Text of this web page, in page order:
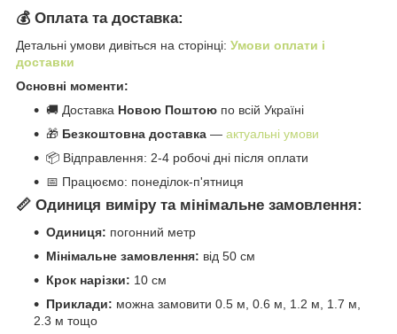
💰 Оплата та доставка:
Детальні умови дивіться на сторінці: Умови оплати і
доставки
Основні моменти:
🚚 Доставка Новою Поштою по всій Україні
🎁 Безкоштовна доставка — актуальні умови
📦 Відправлення: 2-4 робочі дні після оплати
📅 Працюємо: понеділок-п'ятниця
📏 Одиниця виміру та мінімальне замовлення:
Одиниця: погонний метр
Мінімальне замовлення: від 50 см
Крок нарізки: 10 см
Приклади: можна замовити 0.5 м, 0.6 м, 1.2 м, 1.7 м,
2.3 м тощо